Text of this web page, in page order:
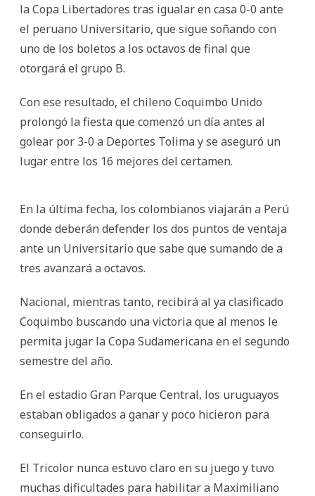
la Copa Libertadores tras igualar en casa 0-0 ante
el peruano Universitario, que sigue soñando con
uno de los boletos a los octavos de final que
otorgará el grupo B.
Con ese resultado, el chileno Coquimbo Unido
prolongó la fiesta que comenzó un día antes al
golear por 3-0 a Deportes Tolima y se aseguró un
lugar entre los 16 mejores del certamen.
En la última fecha, los colombianos viajarán a Perú
donde deberán defender los dos puntos de ventaja
ante un Universitario que sabe que sumando de a
tres avanzará a octavos.
Nacional, mientras tanto, recibirá al ya clasificado
Coquimbo buscando una victoria que al menos le
permita jugar la Copa Sudamericana en el segundo
semestre del año.
En el estadio Gran Parque Central, los uruguayos
estaban obligados a ganar y poco hicieron para
conseguirlo.
El Tricolor nunca estuvo claro en su juego y tuvo
muchas dificultades para habilitar a Maximiliano